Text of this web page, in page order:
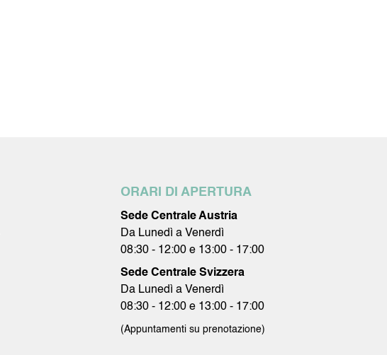
ORARI DI APERTURA
Sede Centrale Austria
Da Lunedì a Venerdì
08:30 - 12:00 e 13:00 - 17:00
Sede Centrale Svizzera
Da Lunedì a Venerdì
08:30 - 12:00 e 13:00 - 17:00
(Appuntamenti su prenotazione)